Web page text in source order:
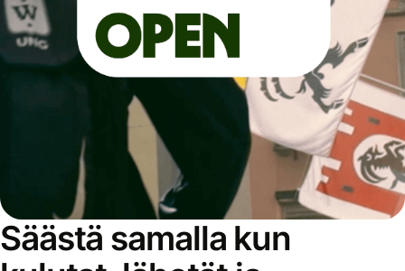
Säästä samalla kun